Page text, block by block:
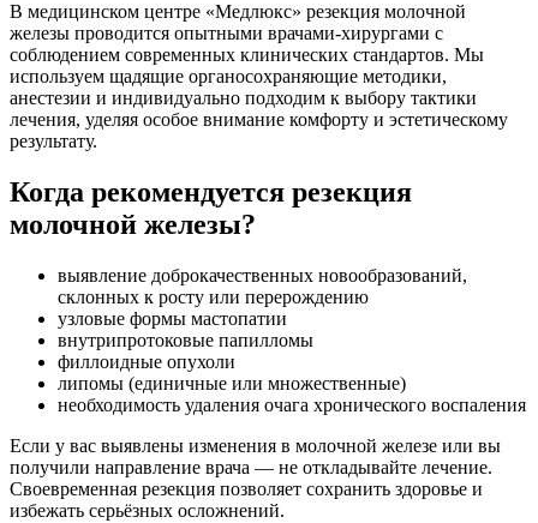
В медицинском центре «Медлюкс» резекция молочной
железы проводится опытными врачами-хирургами с
соблюдением современных клинических стандартов. Мы
используем щадящие органосохраняющие методики,
анестезии и индивидуально подходим к выбору тактики
лечения, уделяя особое внимание комфорту и эстетическому
результату.
Когда рекомендуется резекция
молочной железы?
выявление доброкачественных новообразований,
склонных к росту или перерождению
узловые формы мастопатии
внутрипротоковые папилломы
филлоидные опухоли
липомы (единичные или множественные)
необходимость удаления очага хронического воспаления
Если у вас выявлены изменения в молочной железе или вы
получили направление врача — не откладывайте лечение.
Своевременная резекция позволяет сохранить здоровье и
избежать серьёзных осложнений.